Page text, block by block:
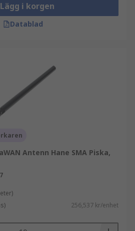
Lägg i korgen
Datablad
Antenn Hane SMA Piska,
256,537 kr/enhet